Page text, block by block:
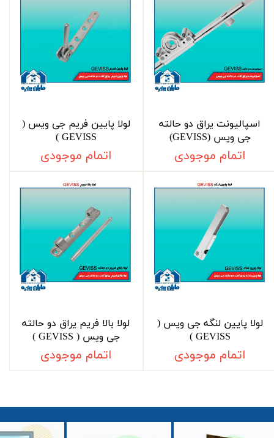
اسپالیونت یراق دو حالته
جی ویس (GEVISS)
اتمام موجودی
لولا پایین فریم جی ویس (
GEVISS )
اتمام موجودی
لولا پایین لنگه جی ویس (
GEVISS )
اتمام موجودی
لولا بالا فریم یراق دو حالته
جی ویس ( GEVISS )
اتمام موجودی